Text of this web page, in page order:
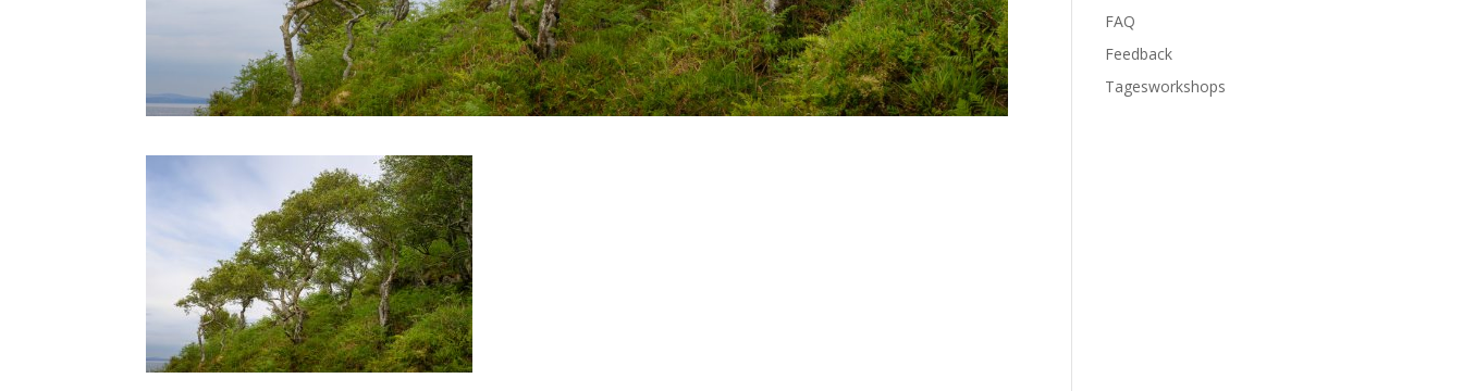
FAQ
Feedback
Tagesworkshops